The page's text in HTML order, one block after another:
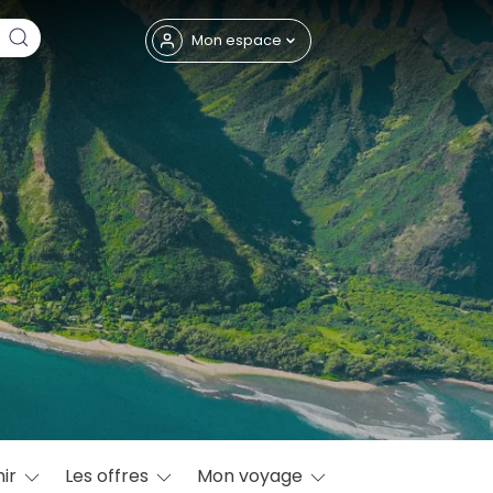
Mon espace
Les offres Mon voyage
Fermer